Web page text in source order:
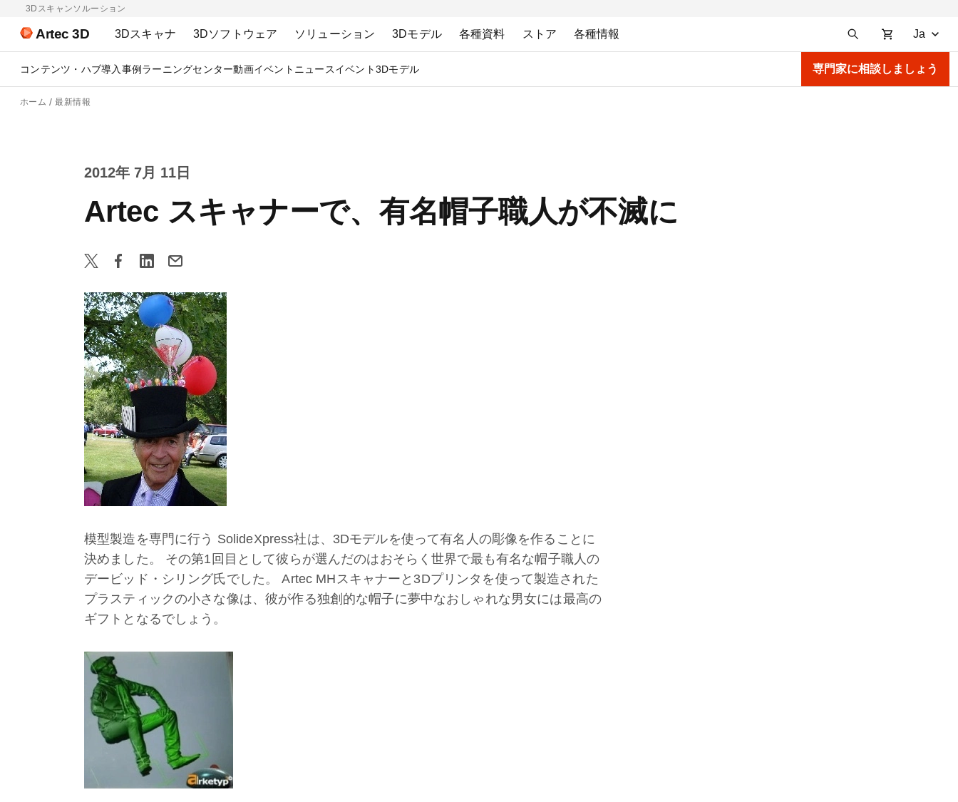
3Dスキャンソルーション
Artec 3D 3Dスキャナ 3Dソフトウェア ソリューション 3Dモデル 各種資料 ストア 各種情報 Ja
コンテンツ・ハブ導入事例 ラーニングセンター動画イベント ニュースイベント3Dモデル 専門家に相談しましょう
ホーム 最新情報
2012年 7月 11日
Artec スキャナーで、有名帽子職人が不滅に
模型製造を専門に行う SolideXpress社は、3Dモデルを使って有名人の彫像を作ることに
決めました。 その第1回目として彼らが選んだのはおそらく世界で最も有名な帽子職人の
デービッド・シリング氏でした。 Artec MHスキャナーと3Dプリンタを使って製造された
プラスティックの小さな像は、彼が作る独創的な帽子に夢中なおしゃれな男女には最高の
ギフトとなるでしょう。